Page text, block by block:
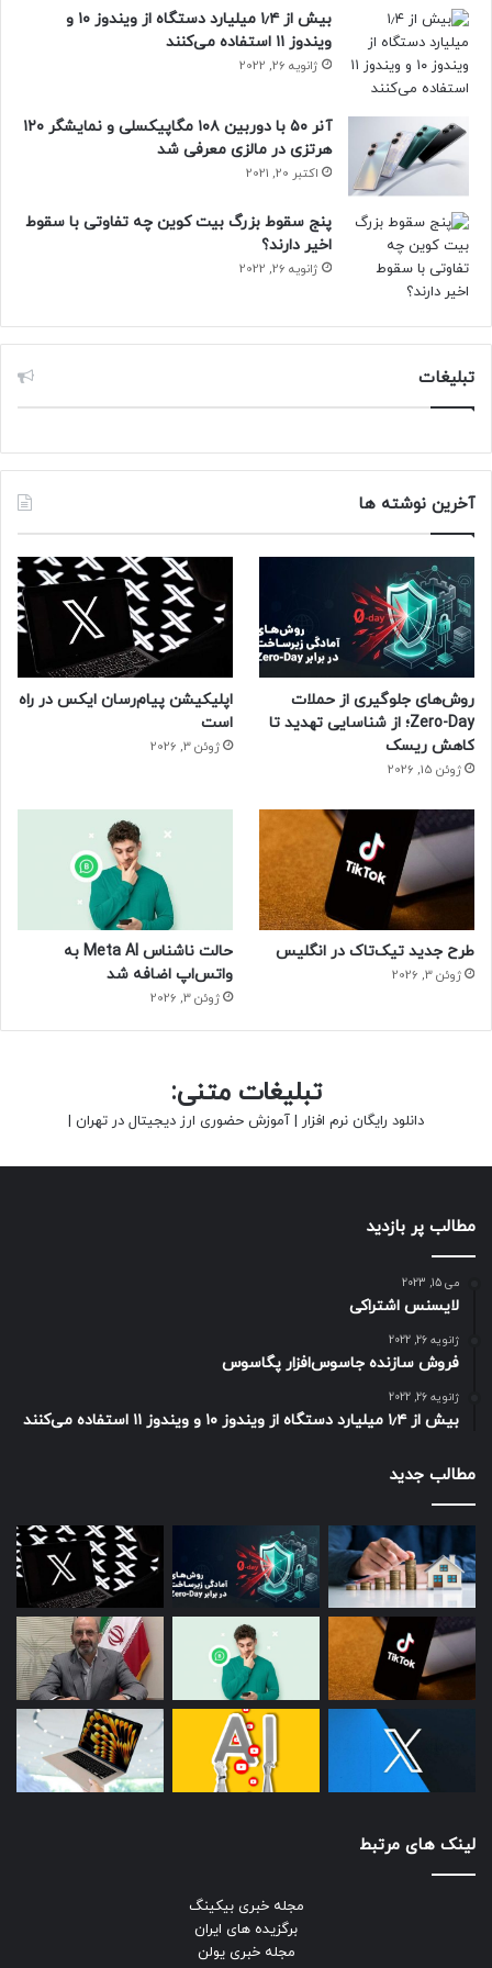
گذشت ۱۵ دقیقه آن را آبکشی کنید، سپس عینک خود را با یک
پارچه نرم خشک کنید.
مشاهده خبر در
بخار عینک
رفع کردن بخار عینک
عینک‌های هوشمند
بیش از ۱٫۴ میلیارد دستگاه از ویندوز ۱۰ و
ویندوز ۱۱ استفاده می‌کنند
ژانویه 26, 2022
آنر ۵۰ با دوربین ۱۰۸ مگاپیکسلی و نمایشگر ۱۲۰
هرتزی در مالزی معرفی شد
اکتبر 20, 2021
پنج سقوط بزرگ بیت کوین چه تفاوتی با سقوط
اخیر دارند؟
ژانویه 26, 2022
تبلیغات
آخرین نوشته ها
روش‌های جلوگیری از حملات
Zero-Day؛ از شناسایی تهدید تا
کاهش ریسک
ژوئن 15, 2026
اپلیکیشن پیام‌رسان ایکس در راه
است
ژوئن 3, 2026
طرح جدید تیک‌تاک در انگلیس
ژوئن 3, 2026
حالت ناشناس Meta AI به
واتس‌اپ اضافه شد
ژوئن 3, 2026
تبلیغات متنی:
دانلود رایگان نرم افزار | آموزش حضوری ارز دیجیتال در تهران |
مطالب پر بازدید
می 15, 2023
لایسنس اشتراکی
ژانویه 26, 2022
فروش سازنده جاسوس‌افزار پگاسوس
ژانویه 26, 2022
بیش از ۱٫۴ میلیارد دستگاه از ویندوز ۱۰ و ویندوز ۱۱ استفاده می‌کنند
مطالب جدید
لینک های مرتبط
مجله خبری بیکینگ
برگزیده های ایران
مجله خبری یولن